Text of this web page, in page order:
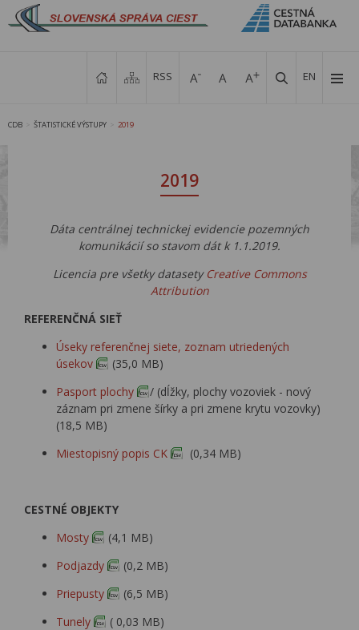
EN
RSS
CDB ŠTATISTICKÉ VÝSTUPY 2019
2019
Dáta centrálnej technickej evidencie pozemných
komunikáciíso stavom dát k 1.1.2019.
Licencia pre všetky datasety Creative Commons
Attribution
REFERENČNÁ SIEŤ
Úseky referenčnej siete, zoznam utriedených
úsekov
(35,0 MB)
Pasport plochy
/ (dĺžky, plochy vozoviek - nový
záznam pri zmene šírky a pri zmene krytu vozovky)
(18,5 MB)
Miestopisný popis CK
(0,34 MB)
CESTNÉ OBJEKTY
Mosty
(4,1 MB)
Podjazdy
(0,2 MB)
Priepusty
(6,5 MB)
Tunely
( 0,03 MB)